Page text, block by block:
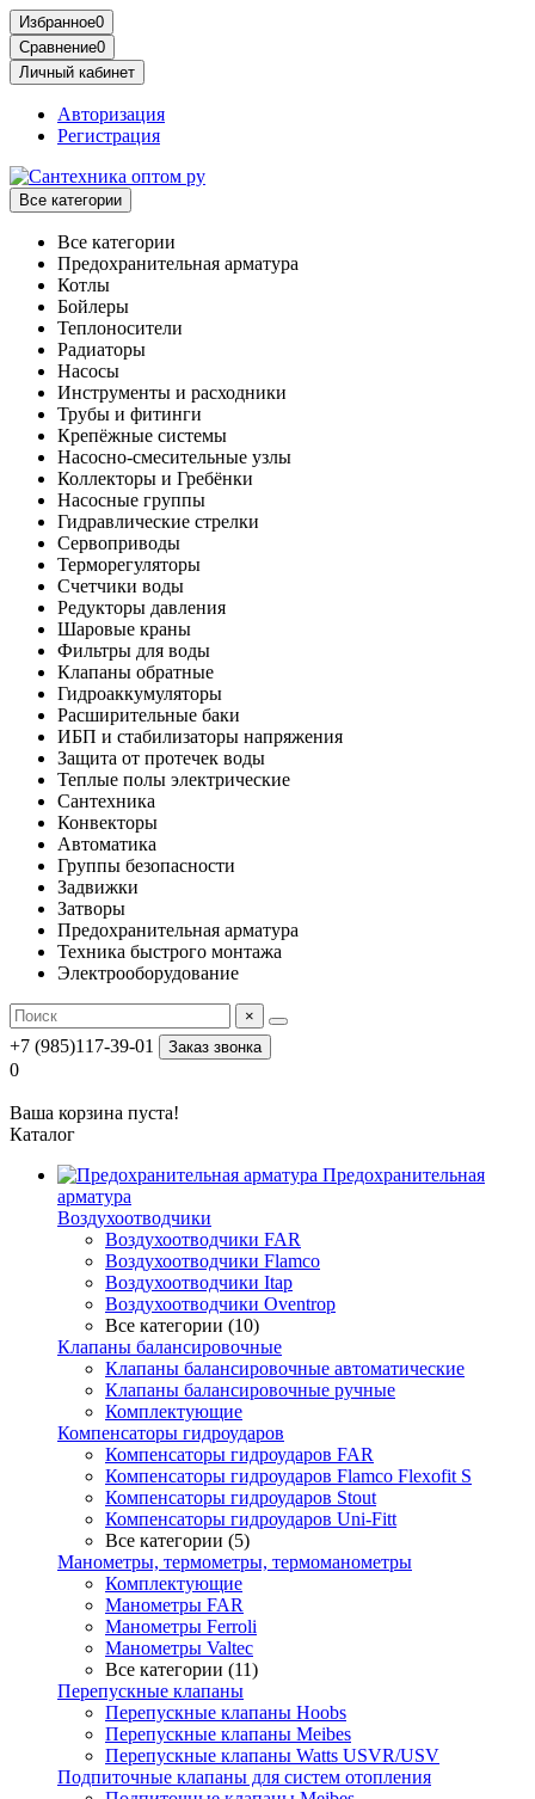
Избранное0
Сравнение0
Личный кабинет
Авторизация
Регистрация
Все категории
Все категории
Предохранительная арматура
Котлы
Бойлеры
Теплоносители
Радиаторы
Насосы
Инструменты и расходники
Трубы и фитинги
Крепёжные системы
Насосно-смесительные узлы
Коллекторы и Гребёнки
Насосные группы
Гидравлические стрелки
Сервоприводы
Терморегуляторы
Счетчики воды
Редукторы давления
Шаровые краны
Фильтры для воды
Клапаны обратные
Гидроаккумуляторы
Расширительные баки
ИБП и стабилизаторы напряжения
Защита от протечек воды
Теплые полы электрические
Сантехника
Конвекторы
Автоматика
Группы безопасности
Задвижки
Затворы
Предохранительная арматура
Техника быстрого монтажа
Электрооборудование
×
+7 (985)117-39-01 Заказ звонка
0
Ваша корзина пуста!
Каталог
Предохранительная
арматура
Воздухоотводчики
Воздухоотводчики FAR
Воздухоотводчики Flamco
Воздухоотводчики Itap
Воздухоотводчики Oventrop
Все категории (10)
Клапаны балансировочные
Клапаны балансировочные автоматические
Клапаны балансировочные ручные
Комплектующие
Компенсаторы гидроударов
Компенсаторы гидроударов FAR
Компенсаторы гидроударов Flamco Flexofit S
Компенсаторы гидроударов Stout
Компенсаторы гидроударов Uni-Fitt
Все категории (5)
Манометры, термометры, термоманометры
Комплектующие
Манометры FAR
Манометры Ferroli
Манометры Valtec
Все категории (11)
Перепускные клапаны
Перепускные клапаны Hoobs
Перепускные клапаны Meibes
Перепускные клапаны Watts USVR/USV
Подпиточные клапаны для систем отопления